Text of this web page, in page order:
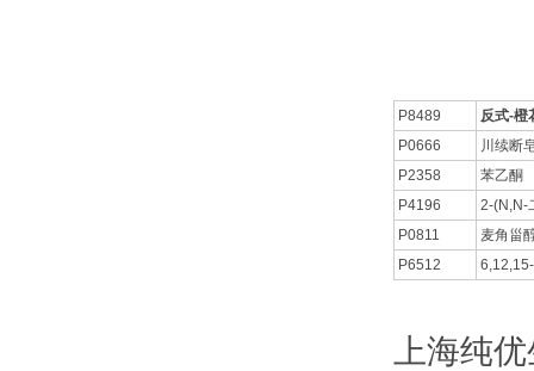
P8489
反式-橙
P0666
川续断
P2358
苯乙酮
P4196
2-(N,N-
P0811
麦角甾
P6512
上海纯